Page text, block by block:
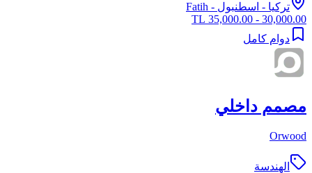
تركيا - اسطنبول - Fatih
30,000.00 - 35,000.00 TL
دوام كامل
مصمم داخلي
Orwood
الهندسة